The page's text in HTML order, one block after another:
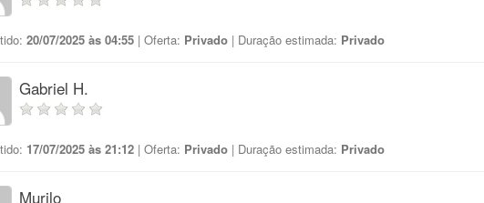
20/07/2025 às 04:55 | Oferta: Privado | Duração estimada: Privado
Gabriel H.
17/07/2025 às 21:12 | Oferta: Privado | Duração estimada: Privado
Murilo